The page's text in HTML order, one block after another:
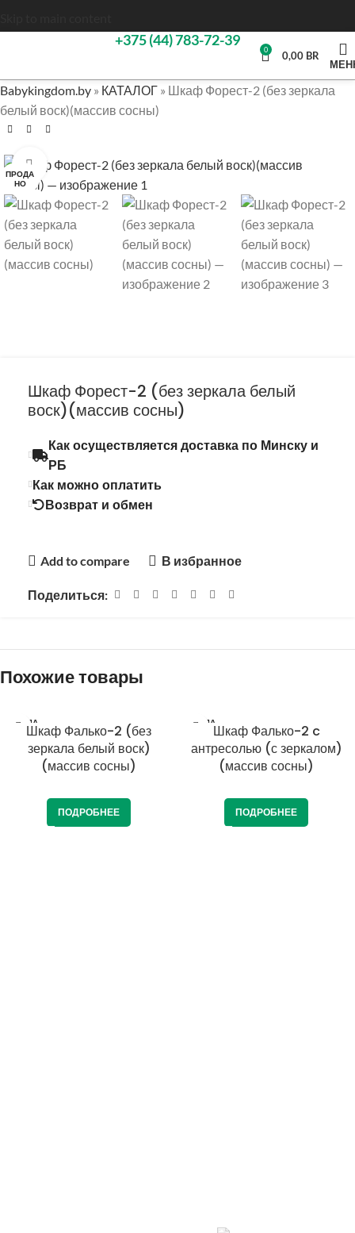
+375 (44) 783-72-39
0 0,00 BR
Babykingdom.by » КАТАЛОГ » Шкаф Форест-2 (без зеркала
белый воск)(массив сосны)
ПРОДА
НО
Нажмите, чтобы увеличить
Шкаф Форест-2 (без зеркала белый
воск)(массив сосны)
Как осуществляется доставка по Минску и
РБ
Как можно оплатить
Возврат и обмен
Add to compare В избранное
Поделиться:
Похожие товары
ПРОДАШкаф Фалько-2 (без
зеркала белый воск)
(массив сосны)
ПОДРОБНЕЕ
ПРОДАШкаф Фалько-2 c
антресолью (с зеркалом)
(массив сосны)
ПОДРОБНЕЕ